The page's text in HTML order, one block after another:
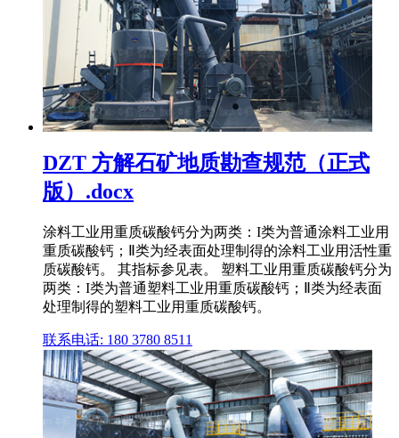
DZT 方解石矿地质勘查规范（正式
版）.docx
涂料工业用重质碳酸钙分为两类：I类为普通涂料工业用
重质碳酸钙；Ⅱ类为经表面处理制得的涂料工业用活性重
质碳酸钙。 其指标参见表。 塑料工业用重质碳酸钙分为
两类：I类为普通塑料工业用重质碳酸钙；Ⅱ类为经表面
处理制得的塑料工业用重质碳酸钙。
联系电话: 180 3780 8511